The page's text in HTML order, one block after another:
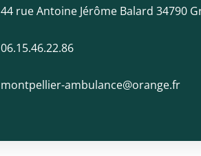
44 rue Antoine Jérôme Balard 34790
06.15.46.22.86
montpellier-ambulance@orange.fr